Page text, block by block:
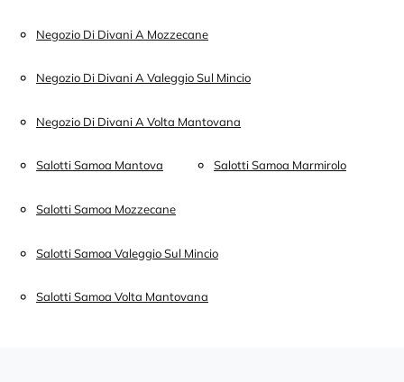
Negozio Di Divani A Mozzecane
Negozio Di Divani A Valeggio Sul Mincio
Negozio Di Divani A Volta Mantovana
Salotti Samoa Mantova Salotti Samoa Marmirolo
Salotti Samoa Mozzecane
Salotti Samoa Valeggio Sul Mincio
Salotti Samoa Volta Mantovana